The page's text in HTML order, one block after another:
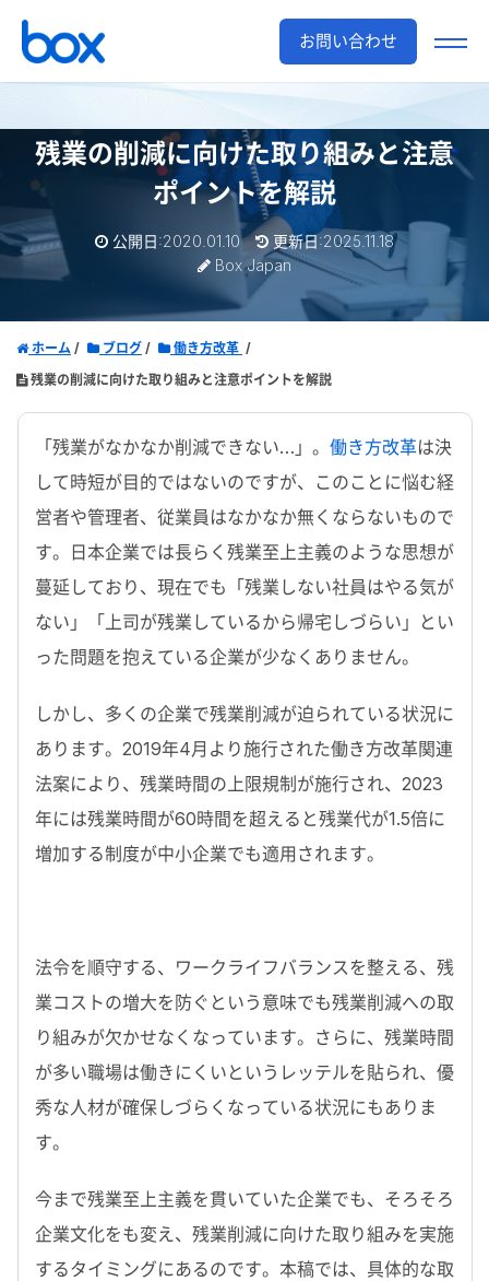
お問い合わせ
残業の削減に向けた取り組みと注意
ポイントを解説
公開日:2020.01.10
更新日:2025.11.18
Box Japan
ホーム ブログ
働き方改革
残業の削減に向けた取り組みと注意ポイントを解説
「残業がなかなか削減できない…」。 働き方改革は決
して時短が目的ではないのですが、このことに悩む経
営者や管理者、従業員はなかなか無くならないもので
す。日本企業では長らく残業至上主義のような思想が
蔓延しており、現在でも「残業しない社員はやる気が
ない」「上司が残業しているから帰宅しづらい」とい
った問題を抱えている企業が少なくありません。
しかし、多くの企業で残業削減が迫られている状況に
あります。2019年4月より施行された働き方改革関連
法案により、残業時間の上限規制が施行され、2023
年には残業時間が60時間を超えると残業代が1.5倍に
増加する制度が中小企業でも適用されます。
法令を順守する、ワークライフバランスを整える、残
業コストの増大を防ぐという意味でも残業削減への取
り組みが欠かせなくなっています。さらに、残業時間
が多い職場は働きにくいというレッテルを貼られ、優
秀な人材が確保しづらくなっている状況にもありま
す。
今まで残業至上主義を貫いていた企業でも、そろそろ
企業文化をも変え、残業削減に向けた取り組みを実施
するタイミングにあるのです。本稿では、具体的な取